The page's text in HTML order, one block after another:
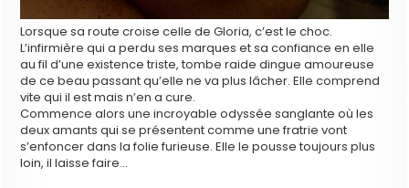
Lorsque sa route croise celle de Gloria, c’est le choc.
L’infirmière qui a perdu ses marques et sa confiance en elle
au fil d’une existence triste, tombe raide dingue amoureuse
de ce beau passant qu’elle ne va plus lâcher. Elle comprend
vite qui il est mais n’en a cure.
Commence alors une incroyable odyssée sanglante où les
deux amants qui se présentent comme une fratrie vont
s’enfoncer dans la folie furieuse. Elle le pousse toujours plus
loin, il laisse faire…